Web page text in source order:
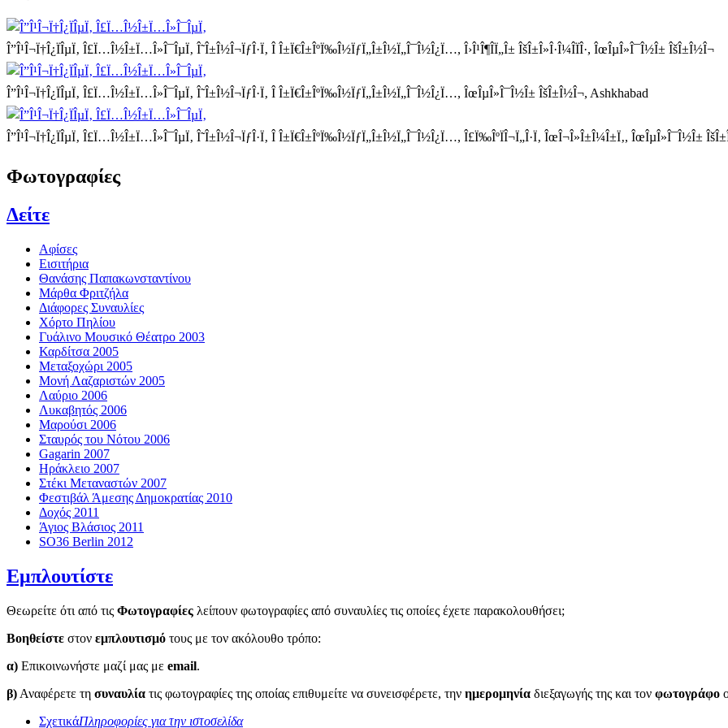
Î”Î¹Î¬Ï†Î¿ÏÎµÏ‚ Î£Ï…Î½Î±Ï…Î»Î¯ÎµÏ‚ Î˜Î±Î½Î¬ÏƒÎ·Ï‚ Î Î±Ï€Î±ÎºÏ‰Î½ÏƒÏ„Î±Î½Ï„Î¯Î½Î¿Ï…, Î›Î¹Î¶Î­Ï„Î± ÎšÎ±Î»Î·Î¼Î­ÏÎ·, ÎœÎµÎ»Î¯Î½Î± ÎšÎ±Î½Î¬
Î”Î¹Î¬Ï†Î¿ÏÎµÏ‚ Î£Ï…Î½Î±Ï…Î»Î¯ÎµÏ‚ Î˜Î±Î½Î¬ÏƒÎ·Ï‚ Î Î±Ï€Î±ÎºÏ‰Î½ÏƒÏ„Î±Î½Ï„Î¯Î½Î¿Ï…, ÎœÎµÎ»Î¯Î½Î± ÎšÎ±Î½Î¬, Ashkhabad
Î”Î¹Î¬Ï†Î¿ÏÎµÏ‚ Î£Ï…Î½Î±Ï…Î»Î¯ÎµÏ‚ Î˜Î±Î½Î¬ÏƒÎ·Ï‚ Î Î±Ï€Î±ÎºÏ‰Î½ÏƒÏ„Î±Î½Ï„Î¯Î½Î¿Ï…, Î£Ï‰ÎºÏÎ¬Ï„Î·Ï‚ ÎœÎ¬Î»Î±Î¼Î±Ï‚, ÎœÎµÎ»Î¯Î½Î±
Φωτογραφίες
Δείτε
Αφίσες
Εισιτήρια
Θανάσης Παπακωνσταντίνου
Μάρθα Φριτζήλα
Διάφορες Συναυλίες
Χόρτο Πηλίου
Γυάλινο Μουσικό Θέατρο 2003
Καρδίτσα 2005
Μεταξοχώρι 2005
Μονή Λαζαριστών 2005
Λαύριο 2006
Λυκαβητός 2006
Μαρούσι 2006
Σταυρός του Νότου 2006
Gagarin 2007
Ηράκλειο 2007
Στέκι Μεταναστών 2007
Φεστιβάλ Άμεσης Δημοκρατίας 2010
Δοχός 2011
Άγιος Βλάσιος 2011
SO36 Berlin 2012
Εμπλουτίστε
Θεωρείτε ότι από τις Φωτογραφίες λείπουν φωτογραφίες από συναυλίες τις οποίες έχετε παρακολουθήσει;
Βοηθείστε στον εμπλουτισμό τους με τον ακόλουθο τρόπο:
α) Επικοινωνήστε μαζί μας με email.
β) Αναφέρετε τη συναυλία τις φωτογραφίες της οποίας επιθυμείτε να συνεισφέρετε, την ημερομηνία διεξαγωγής της και τον φωτογράφο
ΣχετικάΠληροφορίες για την ιστοσελίδα